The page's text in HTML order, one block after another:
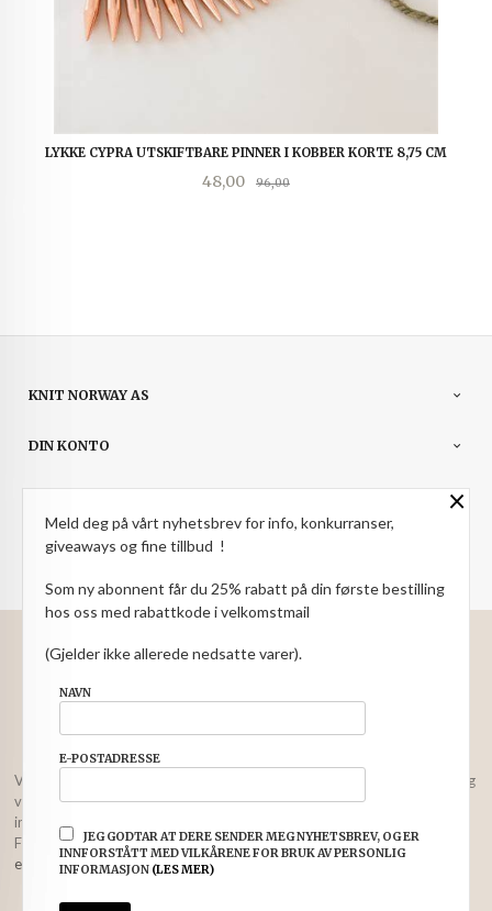
LYKKE CYPRA UTSKIFTBARE PINNER I KOBBER KORTE 8,75 CM
Tilbud
48,00 96,00Rabatt
KNIT NORWAY AS
DIN KONTO
PARTNERE
Norwegian Valuta
FRAKT
NYHETSBREV
Vår nettbutikk bruker cookies slik at du får en bedre kjøpsopplevelse og
vi kan yte deg bedre service. Vi bruker cookies hovedsaklig til å lagre
innloggingsdetaljer og huske hva du har puttet i handlekurven din.
Fortsett å bruke siden som normalt om du godtar dette.Les mer
endre innstillinger for cookies.
×
Meld deg på vårt nyhetsbrev for info, konkurranser,
giveaways og fine tillbud !
Som ny abonnent får du 25% rabatt på din første bestilling
hos oss med rabattkode i velkomstmail
(Gjelder ikke allerede nedsatte varer).
NAVN
E-POSTADRESSE
JEG GODTAR AT DERE SENDER MEG NYHETSBREV, OG ER
INNFORSTÅTT MED VILKÅRENE FOR BRUK AV PERSONLIG
INFORMASJON (LES MER)